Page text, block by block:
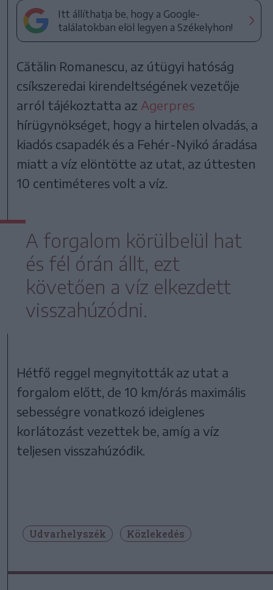
Itt állíthatja be, hogy a Google-
találatokban elöl legyen a Székelyhon!
Cătălin Romanescu, az útügyi hatóság
csíkszeredai kirendeltségének vezetője
arról tájékoztatta az Agerpres
hírügynökséget, hogy a hirtelen olvadás, a
kiadós csapadék és a Fehér-Nyikó áradása
miatt a víz elöntötte az utat, az úttesten
10 centiméteres volt a víz.
A forgalom körülbelül hat
és fél órán állt, ezt
követően a víz elkezdett
visszahúzódni.
Hétfő reggel megnyitották az utat a
forgalom előtt, de 10 km/órás maximális
sebességre vonatkozó ideiglenes
korlátozást vezettek be, amíg a víz
teljesen visszahúzódik.
Udvarhelyszék Közlekedés